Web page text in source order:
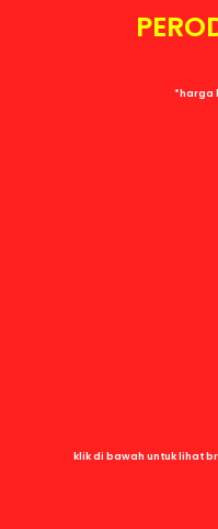
*harga
klik di bawah untuk lihat